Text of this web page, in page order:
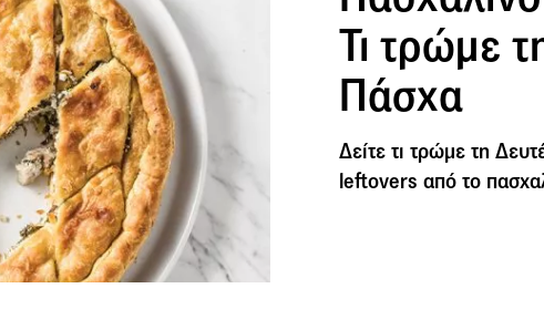
Τι τρώμε
Πάσχα
Δείτε τι τρώμε τη
leftovers από το